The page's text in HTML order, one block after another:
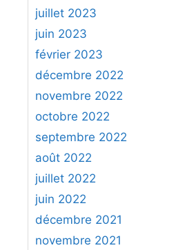
juillet 2023
juin 2023
février 2023
décembre 2022
novembre 2022
octobre 2022
septembre 2022
août 2022
juillet 2022
juin 2022
décembre 2021
novembre 2021